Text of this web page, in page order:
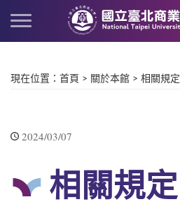
現在位置 ： 首頁 > 關於本館 > 相關規定
2024/03/07
相關規定